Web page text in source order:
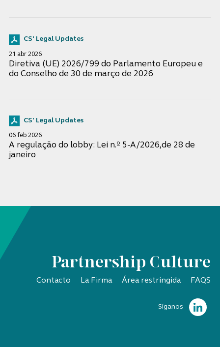
CS' Legal Updates
21 abr 2026
Diretiva (UE) 2026/799 do Parlamento Europeu e
do Conselho de 30 de março de 2026
CS' Legal Updates
06 feb 2026
A regulação do lobby: Lei n.º 5-A/2026,de 28 de
janeiro
Partnership Culture
Contacto La Firma Área restringida FAQS
Síganos